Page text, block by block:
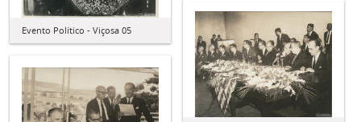
Evento Político - Viçosa 05